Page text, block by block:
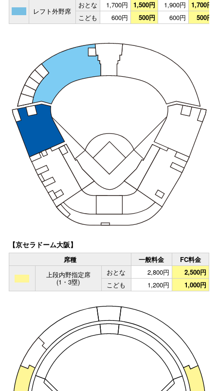
レフト外野席
おとな 1,700円 1,500円 1,900円
1,700円
こども
600円 500円 600円 500円
【京セラドーム大阪】
席種 一般料金
FC料金
上段内野指定席
(1・3塁)
おとな 2,800円
2,500円
こども
1,200円 1,000円